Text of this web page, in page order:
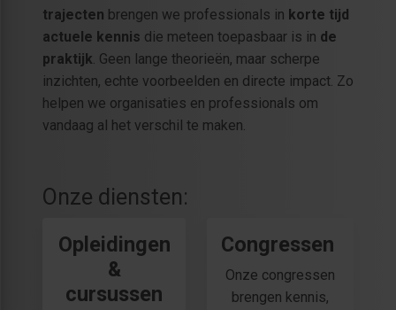
trajecten brengen we professionals in korte tijd
actuele kennis die meteen toepasbaar is in de
praktijk. Geen lange theorieën, maar scherpe
inzichten, echte voorbeelden en directe impact. Zo
helpen we organisaties en professionals om
vandaag al het verschil te maken.
Onze diensten:
Opleidingen
&
cursussen
Congressen
Onze congressen
brengen kennis,